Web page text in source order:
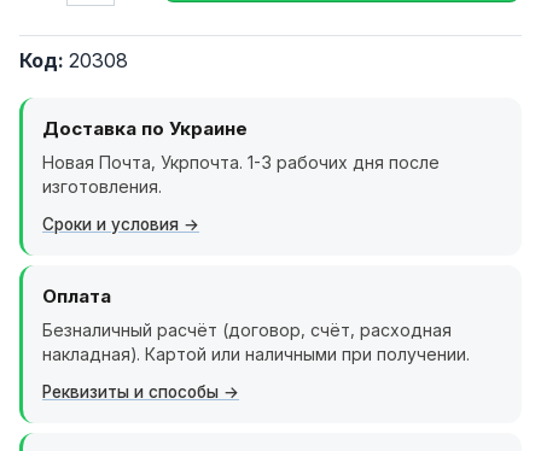
Код: 20308
Доставка по Украине
Новая Почта, Укрпочта. 1-3 рабочих дня после
изготовления.
Сроки и условия
Оплата
Безналичный расчёт (договор, счёт, расходная
накладная). Картой или наличными при получении.
Реквизиты и способы